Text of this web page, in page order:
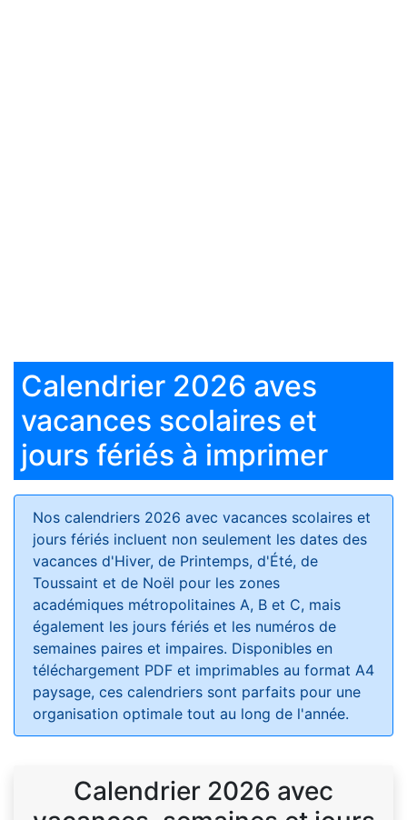
Calendrier 2026 aves
vacances scolaires et
jours fériés à imprimer
Nos calendriers 2026 avec vacances scolaires et
jours fériés incluent non seulement les dates des
vacances d'Hiver, de Printemps, d'Été, de
Toussaint et de Noël pour les zones
académiques métropolitaines A, B et C, mais
également les jours fériés et les numéros de
semaines paires et impaires. Disponibles en
téléchargement PDF et imprimables au format A4
paysage, ces calendriers sont parfaits pour une
organisation optimale tout au long de l'année.
Calendrier 2026 avec